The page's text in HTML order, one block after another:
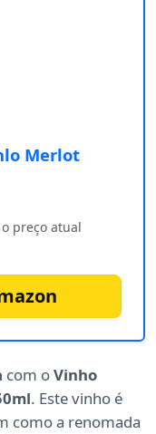
Merlot
preço atual
com oVinho
. Este vinho é
como a renomada